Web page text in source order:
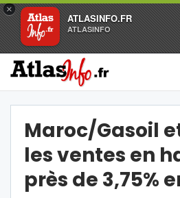
×
ATLASINFO.FR
ATLASINFO
Maroc/Gasoil
les ventes en
près de 3,75%